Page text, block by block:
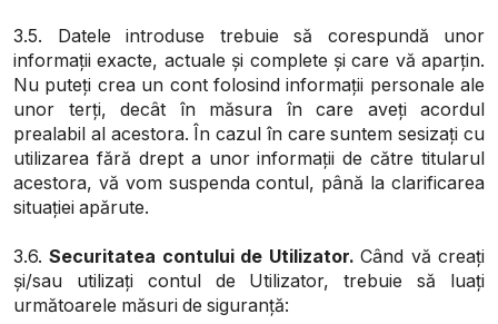
3.5. Datele introduse trebuie să corespundă unor
informații exacte, actuale și complete și care vă aparțin.
Nu puteți crea un cont folosind informații personale ale
unor terți, decât în măsura în care aveți acordul
prealabil al acestora. În cazul în care suntem sesizați cu
utilizarea fără drept a unor informații de către titularul
acestora, vă vom suspenda contul, până la clarificarea
situației apărute.
3.6.Securitatea contului de Utilizator.Când vă creați
și/sau utilizați contul de Utilizator, trebuie să luați
următoarele măsuri de siguranță: